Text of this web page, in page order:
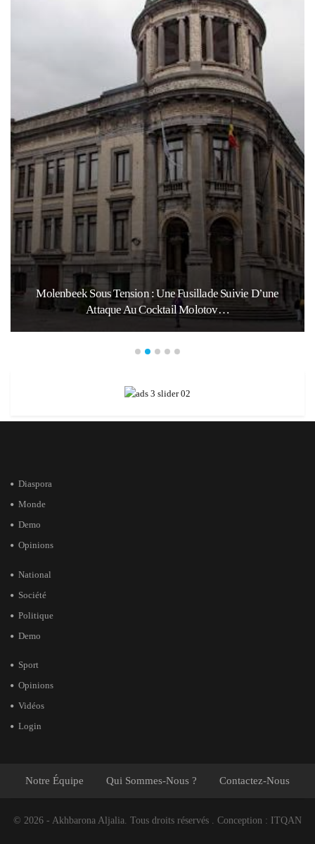
Molenbeek Sous Tension : Une Fusillade Suivie D’une
Attaque Au Cocktail Molotov…
Diaspora
Monde
Demo
Opinions
National
Société
Politique
Demo
Sport
Opinions
Vidéos
Login
Notre Équipe Qui Sommes-Nous ? Contactez-Nous
© 2026 - Akhbarona Aljalia. Tous droits réservés . Conception : ITQAN